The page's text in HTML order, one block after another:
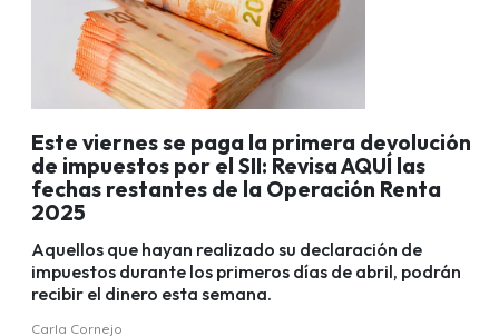
Este viernes se paga la primera devolución
de impuestos por el SII: Revisa AQUÍ las
fechas restantes de la Operación Renta
2025
Aquellos que hayan realizado su declaración de
impuestos durante los primeros días de abril, podrán
recibir el dinero esta semana.
Carla Cornejo